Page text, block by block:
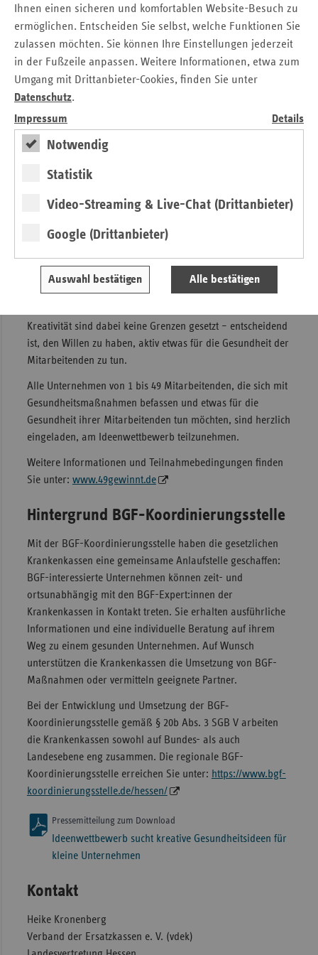
Ihnen einen sicheren und komfortablen Website-Besuch zu
ermöglichen. Entscheiden Sie selbst, welche Funktionen Sie
zulassen möchten. Sie können Ihre Einstellungen jederzeit
in der Fußzeile anpassen. Weitere Informationen, etwa zum
Umgang mit Drittanbieter-Cookies, finden Sie unter
Datenschutz.
Impressum
Details
Notwendig
Statistik
Video-Streaming & Live-Chat (Drittanbieter)
Google (Drittanbieter)
Auswahl bestätigen Alle bestätigen
kostenlose Begleitangebote zur Verfügung. Diese helfen
dabei, bestehende Ideen zu prüfen und fortzusetzen oder
bieten Inspiration und Impulse, um neue Ansätze zu
entwickeln.
Innovative und praxistaugliche Ideen werden veröffentlicht
Möglich ist Vieles
Gesundheitsförderung gelingt besonders gut, wenn sie sich
bei kleinen Unternehmen ist das oft besonders leicht
oder aktive Pausen gefördert, Stress durch
Entspannungskurse oder Workshops zur Work-Life-Balance
abgebaut, Ernährung durch Infomaterial oder Seminare
verbessert und die Gemeinschaft durch Teamentwicklung
Kreativität sind dabei keine Grenzen gesetzt – entscheidend
ist, den Willen zu haben, aktiv etwas für die Gesundheit der
Mitarbeitenden zu tun.
Alle Unternehmen von 1 bis 49 Mitarbeitenden, die sich mit
Gesundheitsmaßnahmen befassen und etwas für die
Gesundheit ihrer Mitarbeitenden tun möchten, sind herzlich
eingeladen, am Ideenwettbewerb teilzunehmen.
Weitere Informationen und Teilnahmebedingungen finden
Sie unter: www.49gewinnt.de
Hintergrund BGF-Koordinierungsstelle
Mit der BGF-Koordinierungsstelle haben die gesetzlichen
Krankenkassen eine gemeinsame Anlaufstelle geschaffen:
BGF-interessierte Unternehmen können zeit- und
ortsunabhängig mit den BGF-Expert:innen der
Krankenkassen in Kontakt treten. Sie erhalten ausführliche
Informationen und eine individuelle Beratung auf ihrem
Weg zu einem gesunden Unternehmen. Auf Wunsch
unterstützen die Krankenkassen die Umsetzung von BGF-
Maßnahmen oder vermitteln geeignete Partner.
Bei der Entwicklung und Umsetzung der BGF‐
Koordinierungsstelle gemäß § 20b Abs. 3 SGB V arbeiten
die Krankenkassen sowohl auf Bundes- als auch
Landesebene eng zusammen. Die regionale BGF-
Koordinierungsstelle erreichen Sie unter: https://www.bgf-
koordinierungsstelle.de/hessen/
Pressemitteilung zum Download
Ideenwettbewerb sucht kreative Gesundheitsideen für
kleine Unternehmen
Kontakt
Heike Kronenberg
Verband der Ersatzkassen e. V. (vdek)